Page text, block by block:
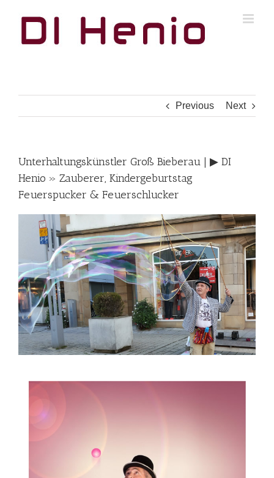
Previous Next
Unterhaltungskünstler Groß Bieberau | ▶︎ DI
Henio » Zauberer, Kindergeburtstag
Feuerspucker & Feuerschlucker